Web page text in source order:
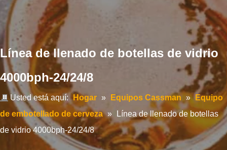
Línea de llenado de botellas de vidrio
4000bph-24/24/8
Usted está aquí: Hogar » Equipos Cassman » Equipo
de embotellado de cerveza »
Línea de llenado de botellas
de vidrio 4000bph-24/24/8